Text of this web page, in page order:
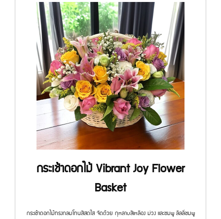
กระเช้าดอกไม้ Vibrant Joy Flower
Basket
กระเช้าดอกไม้ทรงกลมโทนสีสดใส จัดด้วย กุหลาบสีเหลือง ม่วง และชมพู ลิลลี่ชมพู